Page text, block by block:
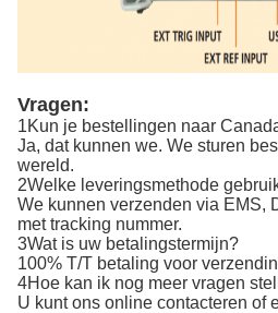
Vragen:
1Kun je bestellingen naar
Ja, dat kunnen we. We sturen
wereld.
2Welke leveringsmethode
We kunnen verzenden via EMS,
met tracking nummer.
3Wat is uw betalingstermijn?
100% T/T betaling voor
4Hoe kan ik nog meer vragen
U kunt ons online contacteren of